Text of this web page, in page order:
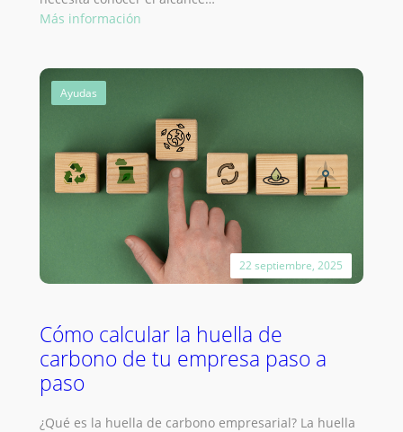
Más información:
2
y
3
en
huella
de
carbono?
prácticos)
Ayudas
22 septiembre, 2025
Cómo calcular la huella de
carbono de tu empresa paso a
paso
¿Qué es la huella de carbono empresarial? La huella